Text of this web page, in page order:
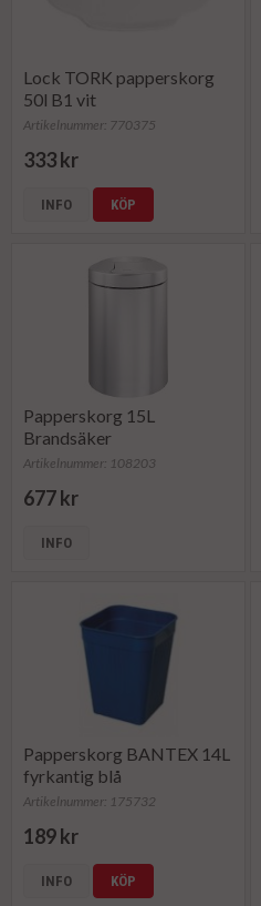
Lock TORK papperskorg
50l B1 vit
Artikelnummer: 770375
333 kr
INFO KÖP
Papperskorg 15L
Brandsäker
Artikelnummer: 108203
677 kr
INFO
Papperskorg BANTEX 14L
fyrkantig blå
Artikelnummer: 175732
189 kr
INFO KÖP